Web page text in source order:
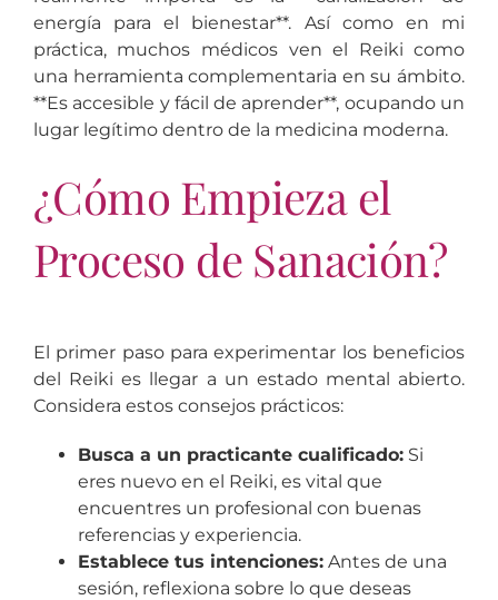
energía para el bienestar**. Así como en mi
práctica, muchos médicos ven el Reiki como
una herramienta complementaria en su ámbito.
**Es accesible y fácil de aprender**, ocupando un
lugar legítimo dentro de la medicina moderna.
¿Cómo Empieza el
Proceso de Sanación?
El primer paso para experimentar los beneficios
del Reiki es llegar a un estado mental abierto.
Considera estos consejos prácticos:
Busca a un practicante cualificado:Si
eres nuevo en el Reiki, es vital que
encuentres un profesional con buenas
referencias y experiencia.
Establece tus intenciones:Antes de una
sesión, reflexiona sobre lo que deseas